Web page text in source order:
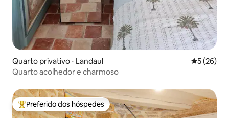
Quarto privativo ⋅ Landaul 5 de uma
5 (26)
Quarto acolhedor e charmoso
Entre os melhores preferidos dos hóspedes
Preferido dos hóspedes